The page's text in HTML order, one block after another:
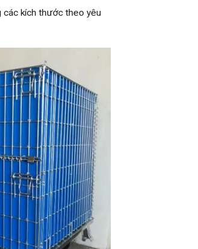
kích thước theo yêu